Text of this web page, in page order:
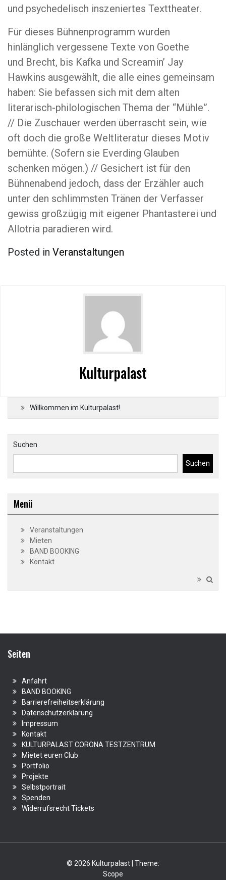
und psychedelisch inszeniertes Texttheater.
Für dieses Bühnenprogramm wurden
hinlänglich vergessene Texte von Goethe
und Brecht, bis Kafka und Screamin’ Jay
Hawkins ausgewählt, die alle eines gemeinsam
haben: Sie befassen sich mit dem alten
literarisch-philologischen Thema der “Mühle”.
// Die Zuschauer werden überrascht sein, wie
oft doch die große Weltliteratur dieses Motiv
bemühte. (Sofern sie Everding Glauben
schenken mögen.) // Gesichert ist für den
Bühnenabend jedoch, dass der Erzähler auch
unter den schlimmsten Tränen der Verfasser
gewiss großzügig mit eigener Phantasterei und
Allotria paradieren wird.
Posted in Veranstaltungen
Kulturpalast
Willkommen im Kulturpalast!
Suchen
Suchen
Menü
Veranstaltungen
Mieten
BAND BOOKING
Kontakt
Seiten
Anfahrt
BAND BOOKING
Barrierefreiheitserklärung
Datenschutzerklärung
Impressum
Kontakt
KULTURPALAST CORONA TESTZENTRUM
Mietet euren Club
Portfolio
Projekte
Selbstportrait
Spenden
Widerrufsrecht Tickets
© 2026 Kulturpalast | Theme:
Scope